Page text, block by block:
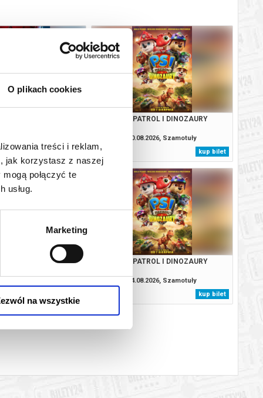
O plikach cookies
treści i reklam,
jak korzystasz z naszej
połączyć te
usług.
Marketing
na wszystkie
kup bilet
PSI PATROL I DINOZAURY
10.08.2026, Szamotuły
kup bilet
KINO: TOY STORY 5 PSI PATROL I DINOZAURY
14.08.2026, Szamotuły
kup bilet